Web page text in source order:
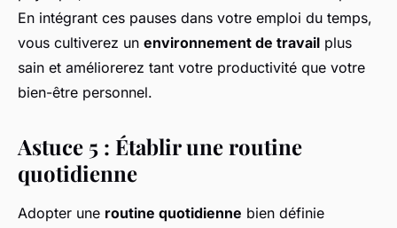
En intégrant ces pauses dans votre emploi du temps,
vous cultiverez un environnement de travail plus
sain et améliorerez tant votre productivité que votre
bien-être personnel.
Astuce 5 : Établir une routine
quotidienne
Adopter une routine quotidienne bien définie